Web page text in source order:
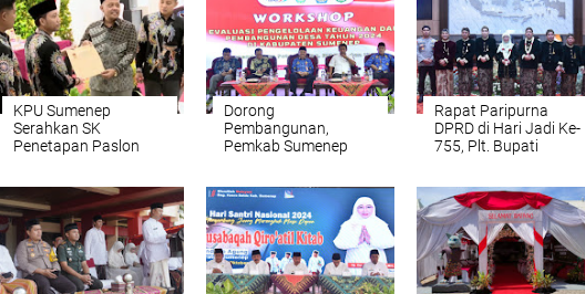
KPU Sumenep
Serahkan SK
Penetapan Paslon
Dorong
Pembangunan,
Pemkab Sumenep
Rapat Paripurna
DPRD di Hari Jadi Ke-
755, Plt. Bupati
Penghargaan
Nasional